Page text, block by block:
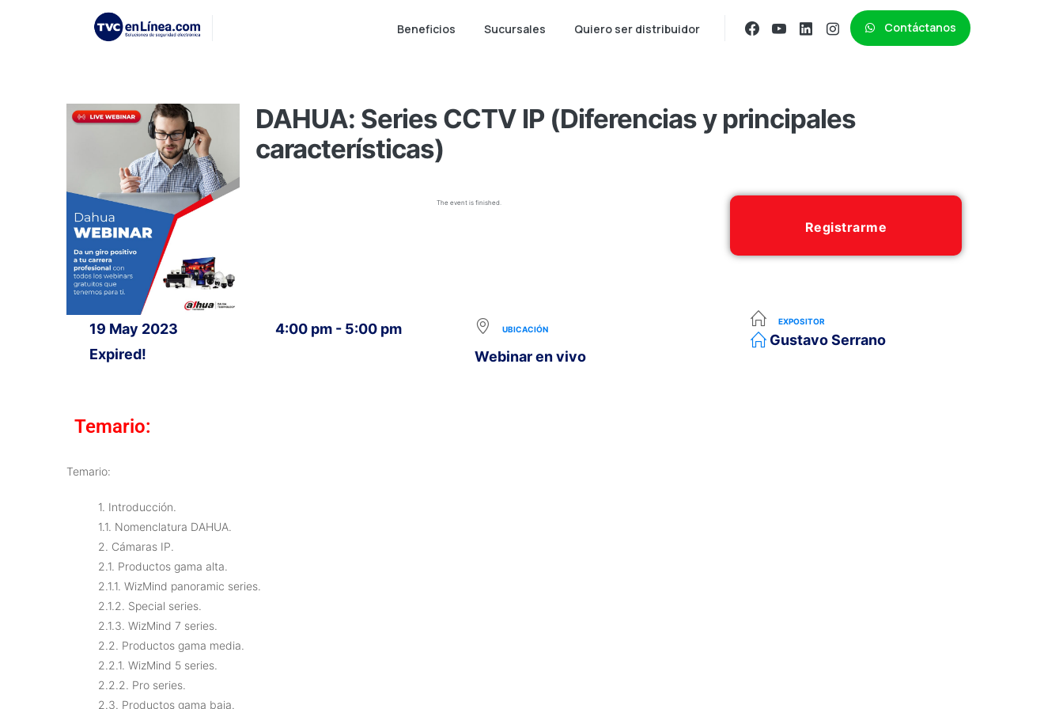
Beneficios Sucursales Quiero ser distribuidor Contáctanos
DAHUA: Series CCTV IP (Diferencias y principales
características)
The event is finished.
Registrarme
19 May 2023
Expired!
4:00 pm - 5:00 pm UBICACIÓN
Webinar en vivo
EXPOSITOR
Gustavo Serrano
Temario:
Temario:
1. Introducción.
1.1. Nomenclatura DAHUA.
2. Cámaras IP.
2.1. Productos gama alta.
2.1.1. WizMind panoramic series.
2.1.2. Special series.
2.1.3. WizMind 7 series.
2.2. Productos gama media.
2.2.1. WizMind 5 series.
2.2.2. Pro series.
2.3. Productos gama baja.